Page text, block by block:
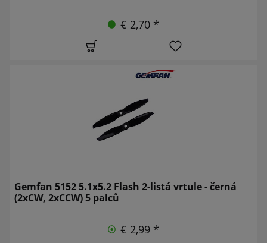
€ 2,70 *
Gemfan 5152 5.1x5.2 Flash 2-listá vrtule - černá
(2xCW, 2xCCW) 5 palců
€ 2,99 *